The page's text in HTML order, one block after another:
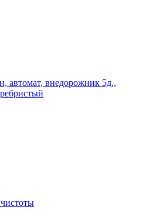
автомат, внедорожник 5д.,